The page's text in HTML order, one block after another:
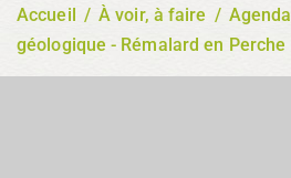
Accueil / À voir, à faire / Agenda
géologique - Rémalard en Perche